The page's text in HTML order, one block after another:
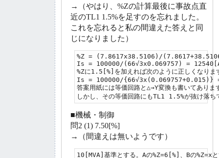
→（やはり、%Zの計算最後に事故点直
近のTL1 1.5%を足すのを忘れました。
これを忘れると私の間違えた答えと同
じになりました）
%Z = (7.8617x38.5106)/
Is = 100000/(66√3x0.069757) =
%Zに1.5[%]を加えれば次のように正しくなりま
Is = 100000/{66√3x(0.069757+0.015)}
答案用紙には等価回路と△→Y変換も書いてありま
しかし、その等価回路にもTL1 1.5%が抜け落ち
■機械・制御
問2 (1) 7.50[%]
→（間違えは無いようです）
10[MVA]基準とする。Aの%Z=6[%]、Bの%Z=x